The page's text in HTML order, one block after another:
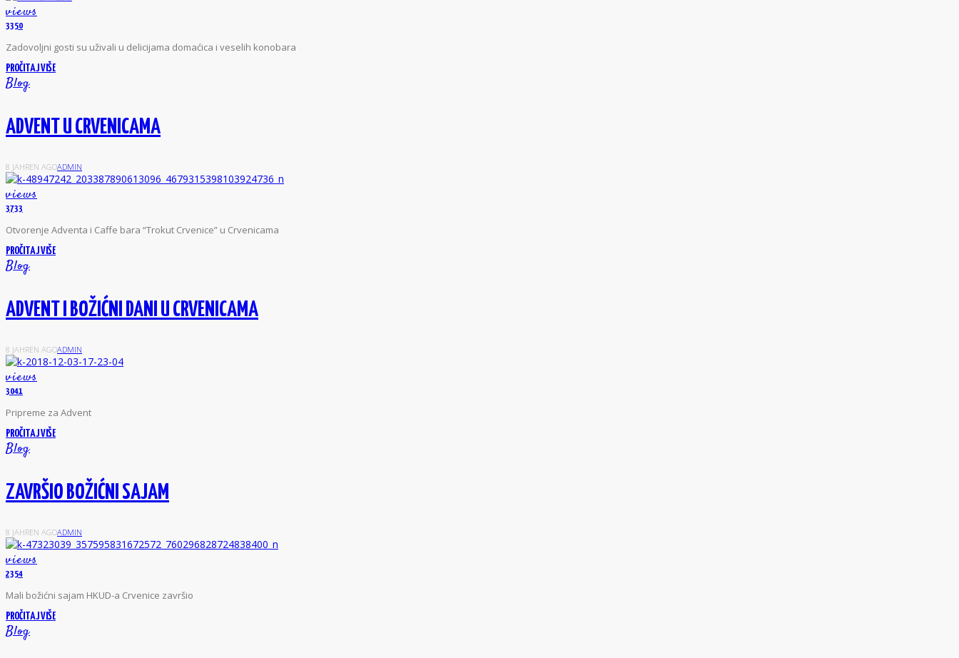
views
3350
Zadovoljni gosti su uživali u delicijama domaćica i veselih konobara
PROČITAJ VIŠE
Blog
ADVENT U CRVENICAMA
8 JAHREN AGOADMIN
views
3733
Otvorenje Adventa i Caffe bara “Trokut Crvenice” u Crvenicama
PROČITAJ VIŠE
Blog
ADVENT I BOŽIĆNI DANI U CRVENICAMA
8 JAHREN AGOADMIN
views
3041
Pripreme za Advent
PROČITAJ VIŠE
Blog
ZAVRŠIO BOŽIĆNI SAJAM
8 JAHREN AGOADMIN
views
2354
Mali božićni sajam HKUD-a Crvenice završio
PROČITAJ VIŠE
Blog